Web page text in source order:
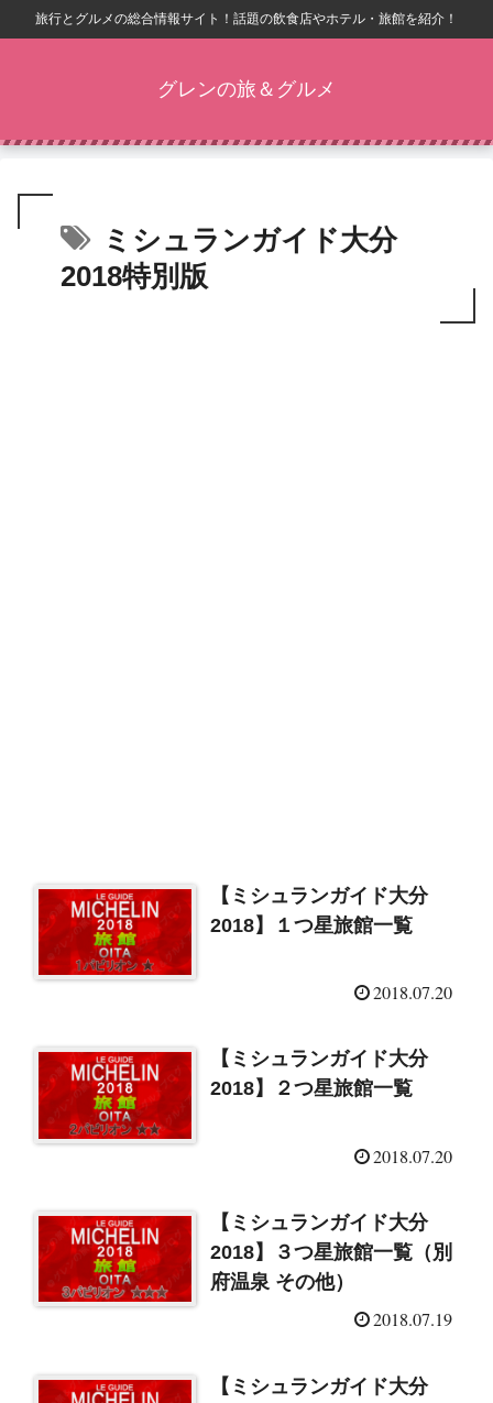
旅行とグルメの総合情報サイト！話題の飲食店やホテル・旅館を紹介！
グレンの旅＆グルメ
ミシュランガイド大分
2018特別版
【ミシュランガイド大分
2018】１つ星旅館一覧
2018.07.20
【ミシュランガイド大分
2018】２つ星旅館一覧
2018.07.20
【ミシュランガイド大分
2018】３つ星旅館一覧（別
府温泉 その他）
2018.07.19
【ミシュランガイド大分